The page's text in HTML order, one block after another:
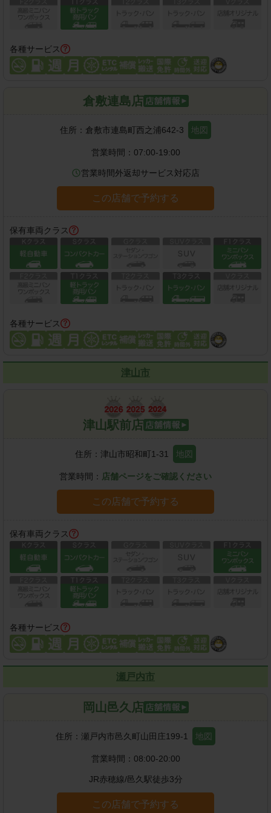
各種サービス
倉敷連島店
住所： 倉敷市連島町西之浦642-3 地図
営業時間： 07:00-19:00
営業時間外返却サービス対応店
この店舗で予約する
保有車両クラス
各種サービス
津山市
津山駅前店
住所： 津山市昭和町1-31 地図
営業時間： 店舗ページをご確認ください
この店舗で予約する
保有車両クラス
各種サービス
瀬戸内市
岡山邑久店
住所： 瀬戸内市邑久町山田庄199-1 地図
営業時間： 08:00-20:00
JR赤穂線/邑久駅徒歩3分
この店舗で予約する